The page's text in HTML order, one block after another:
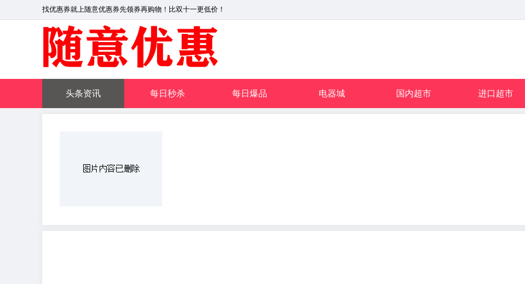
找优惠券就上随意优惠券先领券再购物！比双十一更低价！
头条资讯 每日秒杀 每日爆品 电器城 国内超市 进口超市